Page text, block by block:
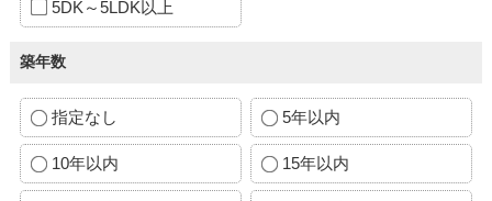
5DK～5LDK以上
築年数
指定なし 5年以内
10年以内 15年以内